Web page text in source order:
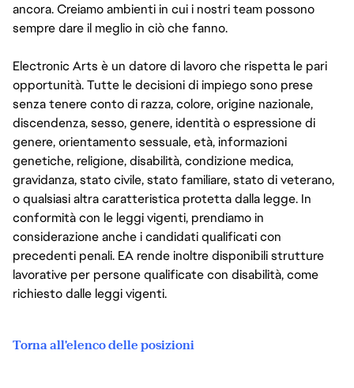
ancora. Creiamo ambienti in cui i nostri team possono
sempre dare il meglio in ciò che fanno.
Electronic Arts è un datore di lavoro che rispetta le pari
opportunità. Tutte le decisioni di impiego sono prese
senza tenere conto di razza, colore, origine nazionale,
discendenza, sesso, genere, identità o espressione di
genere, orientamento sessuale, età, informazioni
genetiche, religione, disabilità, condizione medica,
gravidanza, stato civile, stato familiare, stato di veterano,
o qualsiasi altra caratteristica protetta dalla legge. In
conformità con le leggi vigenti, prendiamo in
considerazione anche i candidati qualificati con
precedenti penali. EA rende inoltre disponibili strutture
lavorative per persone qualificate con disabilità, come
richiesto dalle leggi vigenti.
Torna all'elenco delle posizioni